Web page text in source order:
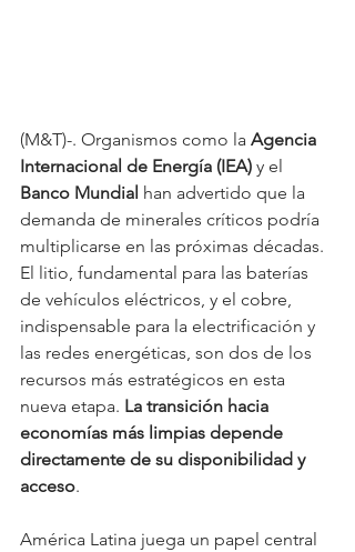
(M&T)-. Organismos como la Agencia
Internacional de Energía (IEA) y el
Banco Mundial han advertido que la
demanda de minerales críticos podría
multiplicarse en las próximas décadas.
El litio, fundamental para las baterías
de vehículos eléctricos, y el cobre,
indispensable para la electrificación y
las redes energéticas, son dos de los
recursos más estratégicos en esta
nueva etapa. La transición hacia
economías más limpias depende
directamente de su disponibilidad y
acceso.
América Latina juega un papel central